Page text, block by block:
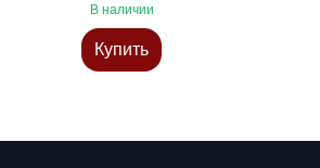
В наличии
Купить